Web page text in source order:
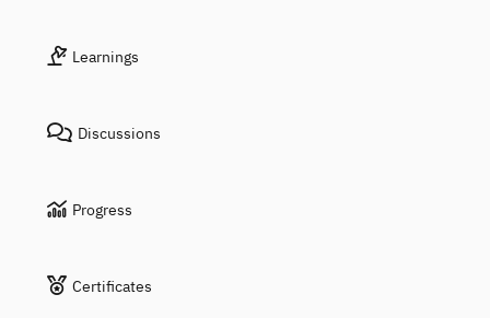
Learnings
Discussions
Progress
Certificates